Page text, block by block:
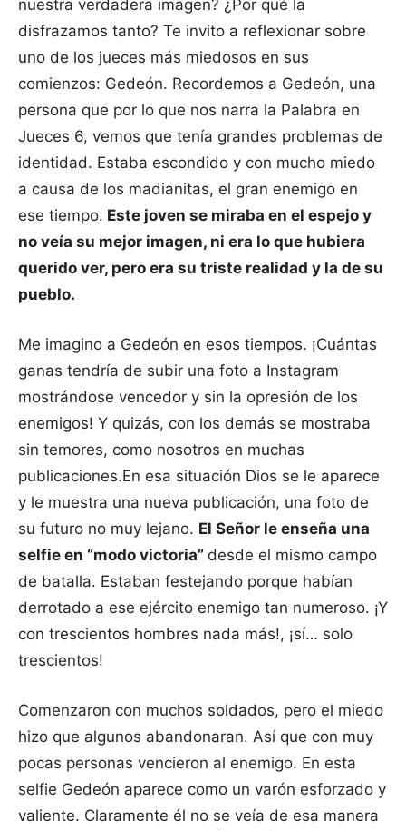
nuestra verdadera imagen? ¿Por qué la
disfrazamos tanto? Te invito a reflexionar sobre
uno de los jueces más miedosos en sus
comienzos: Gedeón. Recordemos a Gedeón, una
persona que por lo que nos narra la Palabra en
Jueces 6, vemos que tenía grandes problemas de
identidad. Estaba escondido y con mucho miedo
a causa de los madianitas, el gran enemigo en
ese tiempo. Este joven se miraba en el espejo y
no veía su mejor imagen, ni era lo que hubiera
querido ver, pero era su triste realidad y la de su
pueblo.
Me imagino a Gedeón en esos tiempos. ¡Cuántas
ganas tendría de subir una foto a Instagram
mostrándose vencedor y sin la opresión de los
enemigos! Y quizás, con los demás se mostraba
sin temores, como nosotros en muchas
publicaciones.En esa situación Dios se le aparece
y le muestra una nueva publicación, una foto de
su futuro no muy lejano. El Señor le enseña una
selfie en “modo victoria” desde el mismo campo
de batalla. Estaban festejando porque habían
derrotado a ese ejército enemigo tan numeroso. ¡Y
con trescientos hombres nada más!, ¡sí… solo
trescientos!
Comenzaron con muchos soldados, pero el miedo
hizo que algunos abandonaran. Así que con muy
pocas personas vencieron al enemigo. En esta
selfie Gedeón aparece como un varón esforzado y
valiente. Claramente él no se veía de esa manera